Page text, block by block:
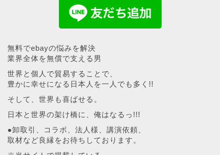
無料でebayの悩みを解決
業界全体を無償で支える男
世界と個人で貿易することで、
豊かに幸せになる日本人を一人でも多く!!
そして、世界も喜ばせる。
日本と世界の架け橋に、俺はなるっ!!!
●卸取引、コラボ、法人様、講演依頼、
取材など良縁をお待ちしております。